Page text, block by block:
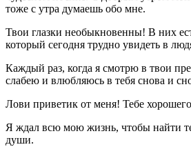
тоже с утра думаешь обо мне.
Твои глазки необыкновенны! В них
который сегодня трудно увидеть в
Каждый раз, когда я смотрю в твои
слабею и влюбляюсь в тебя снова и
Лови приветик от меня! Тебе
Я ждал всю мою жизнь, чтобы найти
души.